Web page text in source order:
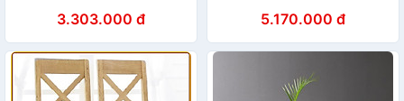
3.303.000 đ 5.170.000 đ